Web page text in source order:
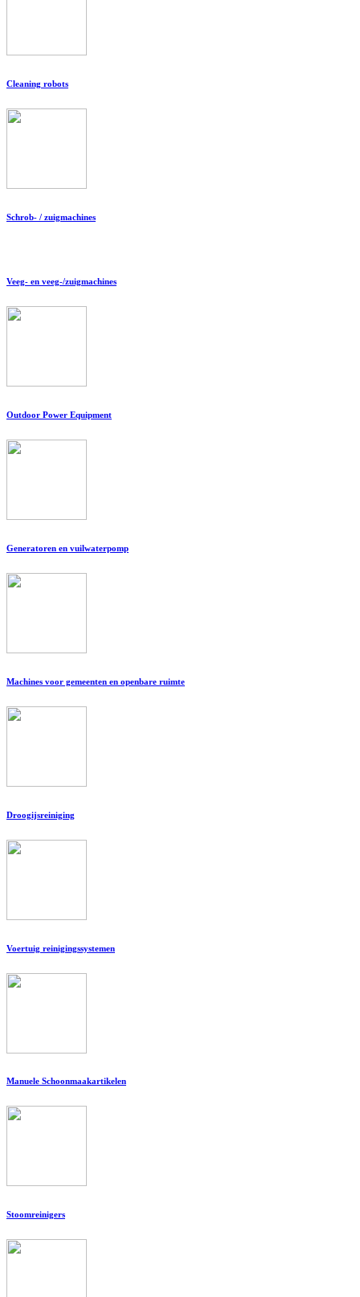
Cleaning robots
Schrob- / zuigmachines
Veeg- en veeg-/zuigmachines
Outdoor Power Equipment
Generatoren en vuilwaterpomp
Machines voor gemeenten en openbare ruimte
Droogijsreiniging
Voertuig reinigingssystemen
Manuele Schoonmaakartikelen
Stoomreinigers